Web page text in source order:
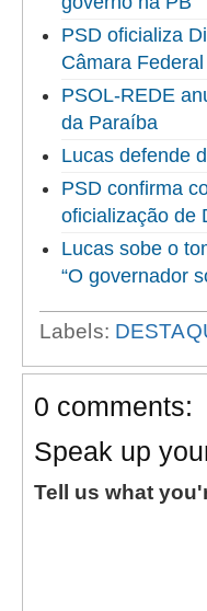
PSD oficializa
Câmara Federal
PSOL-REDE
da Paraíba
Lucas defende
PSD confirma
oficialização de
Lucas sobe o
“O governador
Labels:
0 comments:
Speak up
Tell us what